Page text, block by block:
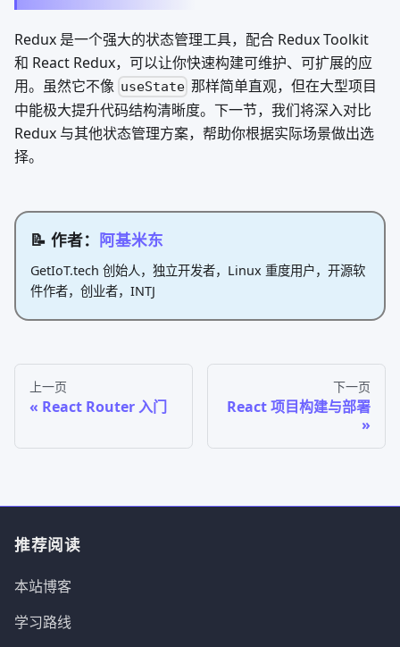
Redux 是一个强大的状态管理工具，配合 Redux Toolkit
和 React Redux，可以让你快速构建可维护、可扩展的应
用。虽然它不像 useState 那样简单直观，但在大型项目
中能极大提升代码结构清晰度。下一节，我们将深入对比
Redux 与其他状态管理方案，帮助你根据实际场景做出选
择。
📝 作者： 阿基米东
GetIoT.tech 创始人，独立开发者，Linux 重度用户，开源软
件作者，创业者，INTJ
上一页
React Router 入门
下一页
React 项目构建与部署
推荐阅读
本站博客
学习路线